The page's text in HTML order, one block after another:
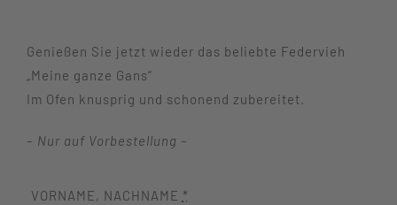
Genießen Sie jetzt wieder das beliebte Federvieh
„Meine ganze Gans“
Im Ofen knusprig und schonend zubereitet.
– Nur auf Vorbestellung –
VORNAME, NACHNAME *